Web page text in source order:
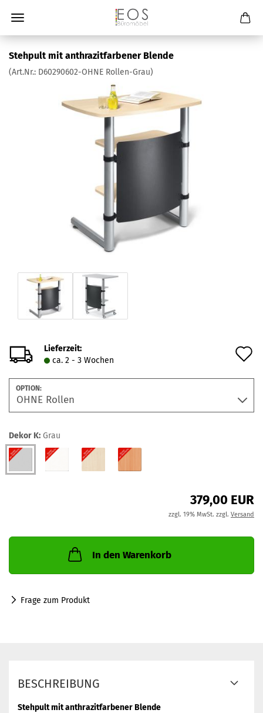
Stehpult mit anthrazitfarbener Blende
(Art.Nr.: D60290602-OHNE Rollen-Grau)
Lieferzeit:
ca. 2 - 3 Wochen
OPTION:
Dekor K: Grau
379,00 EUR
zzgl. 19% MwSt. zzgl. Versand
In den Warenkorb
Frage zum Produkt
BESCHREIBUNG
Stehpult mit anthrazitfarbener Blende